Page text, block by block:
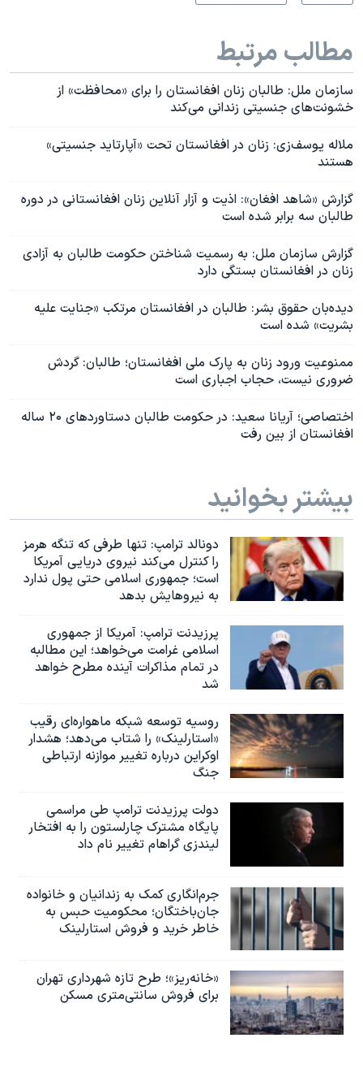
مطالب مرتبط
سازمان ملل: طالبان زنان افغانستان را برای «محافظت» از
خشونت‌های جنسیتی زندانی می‌کند
ملاله یوسف‌زی: زنان در افغانستان تحت «آپارتاید جنسیتی»
هستند
گزارش «شاهد افغان»: اذیت و آزار آنلاین زنان افغانستانی در دوره
طالبان سه برابر شده است
گزارش سازمان ملل: به رسمیت شناختن حکومت طالبان به آزادی
زنان در افغانستان بستگی دارد
دیده‌بان حقوق بشر: طالبان در افغانستان مرتکب «جنایت علیه
بشریت» شده است
ممنوعیت ورود زنان به پارک ملی افغانستان؛ طالبان: گردش
ضروری نیست، حجاب اجباری است
اختصاصی؛ آریانا سعید: در حکومت طالبان دستاوردهای ۲۰ ساله
افغانستان از بین رفت
بیشتر بخوانید
دونالد ترامپ: تنها طرفی که تنگه هرمز
را کنترل می‌کند نیروی دریایی آمریکا
است؛ جمهوری اسلامی حتی پول ندارد
به نیروهایش بدهد
پرزیدنت ترامپ: آمریکا از جمهوری
اسلامی غرامت می‌خواهد؛ این مطالبه
در تمام مذاکرات آینده مطرح خواهد
شد
روسیه توسعه شبکه ماهواره‌ای رقیب
«استارلینک» را شتاب می‌دهد؛ هشدار
اوکراین درباره تغییر موازنه ارتباطی
جنگ
دولت پرزیدنت ترامپ طی مراسمی
پایگاه مشترک چارلستون را به افتخار
لیندزی گراهام تغییر نام داد
جرم‌انگاری کمک به زندانیان و خانواده
جان‌باختگان؛ محکومیت حبس به‌
خاطر خرید و فروش استارلینک
«خانه‌ریز»؛ طرح تازه شهرداری تهران
برای فروش سانتی‌متری مسکن